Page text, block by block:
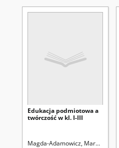
Edukacja podmiotowa a
twórczość w kl. I-III
Magda-Adamowicz, Marzenna